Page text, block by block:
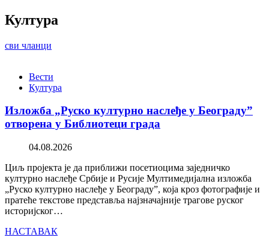
Култура
сви чланци
Вести
Култура
Изложба „Руско културно наслеђе у Београду”
отворена у Библиотеци града
04.08.2026
Циљ пројекта је да приближи посетиоцима заједничко
културно наслеђе Србије и Русије Мултимедијална изложба
„Руско културно наслеђе у Београду”, која кроз фотографије и
пратеће текстове представља најзначајније трагове руског
историјског…
НАСТАВАК